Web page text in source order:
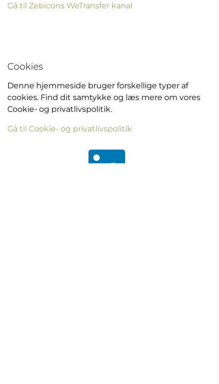
Gå til Zebicons WeTransfer kanal
Cookies
Denne hjemmeside bruger forskellige typer af
cookies. Find dit samtykke og læs mere om vores
Cookie- og privatlivspolitik.
Gå til Cookie- og privatlivspolitik